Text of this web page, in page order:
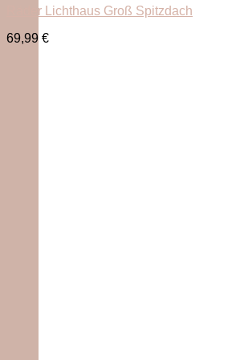
Räder Lichthaus Groß Spitzdach
69,99 €